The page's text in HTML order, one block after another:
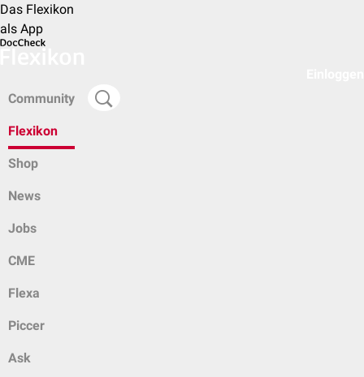
Das Flexikon
als App
Community
Flexikon
Shop
News
Jobs
CME
Flexa
Piccer
Ask